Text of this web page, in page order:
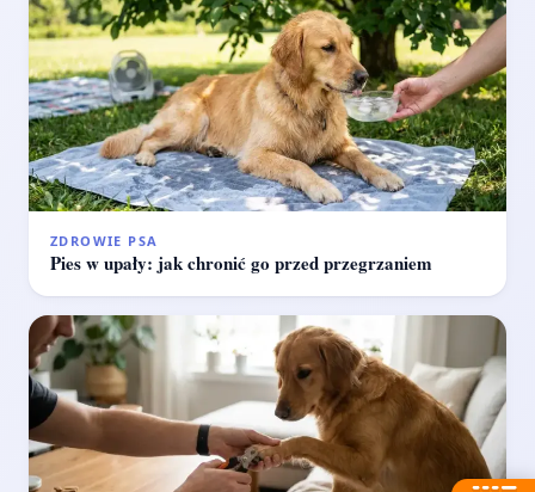
ZDROWIE PSA
Pies w upały: jak chronić go przed przegrzaniem